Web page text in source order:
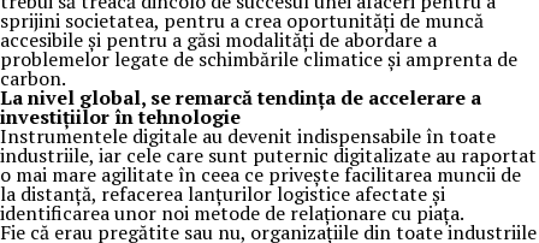
sprijini societatea, pentru a crea oportunități de muncă
accesibile și pentru a găsi modalități de abordare a
problemelor legate de schimbările climatice și amprenta de
carbon.
La nivel global, se remarcă tendința de accelerare a
investițiilor în tehnologie
Instrumentele digitale au devenit indispensabile în toate
industriile, iar cele care sunt puternic digitalizate au raportat
o mai mare agilitate în ceea ce privește facilitarea muncii de
la distanță, refacerea lanțurilor logistice afectate și
identificarea unor noi metode de relaționare cu piața.
Fie că erau pregătite sau nu, organizațiile din toate industriile